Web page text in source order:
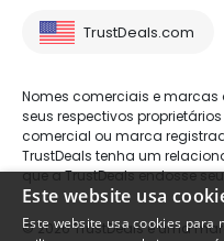
TrustDeals.com
Nomes comerciais e marcas
seus respectivos
comercial ou marca
TrustDeals tenha um
que a TrustDeals endosse
© 2026 TrustDeals é uma
Este website usa
Este website usa cookies